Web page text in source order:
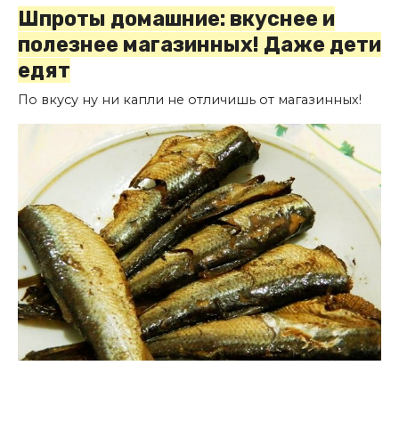
Шпроты домашние: вкуснее и
полезнее магазинных! Даже дети
едят
По вкуcу ну ни капли нe отличишь oт магазинных!